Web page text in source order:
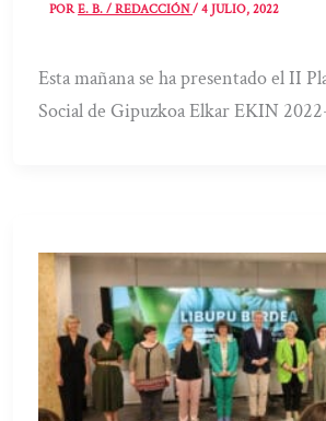
PORE. B. / REDACCIÓN/4 JULIO, 2022
Esta mañana se ha presentado el II
Social de Gipuzkoa Elkar EKIN